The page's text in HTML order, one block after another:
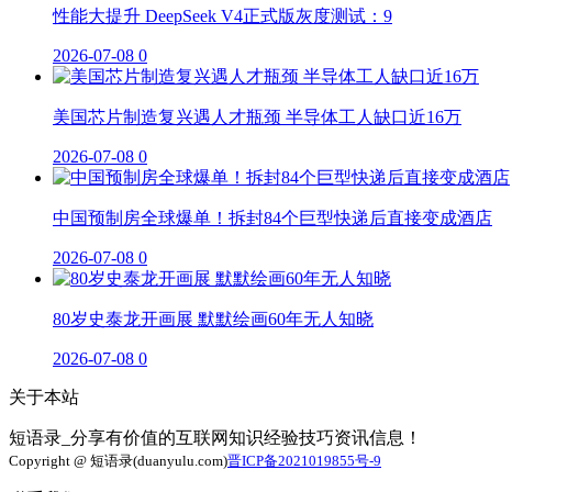
性能大提升 DeepSeek V4正式版灰度测试：9
2026-07-08 0
美国芯片制造复兴遇人才瓶颈 半导体工人缺口近16万
2026-07-08 0
中国预制房全球爆单！拆封84个巨型快递后直接变成酒店
2026-07-08 0
80岁史泰龙开画展 默默绘画60年无人知晓
2026-07-08 0
关于本站
短语录_分享有价值的互联网知识经验技巧资讯信息！
Copyright @ 短语录(duanyulu.com)晋ICP备2021019855号-9